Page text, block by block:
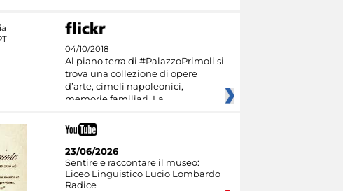
04/10/2018
Al piano terra di #PalazzoPrimoli si
trova una collezione di opere
d’arte, cimeli napoleonici,
memorie familiari. La
23/06/2026
Sentire e raccontare il museo:
Liceo Linguistico Lucio Lombardo
Radice